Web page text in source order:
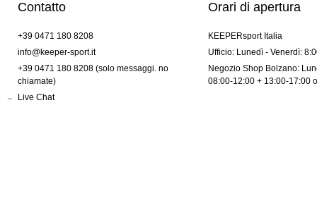
Contatto
+39 0471 180 8208
info@keeper-sport.it
+39 0471 180 8208 (solo messaggi. no
chiamate)
Live Chat
Orari di apertura
KEEPERsport Italia
Ufficio: Lunedì - Venerdì:
Negozio Shop Bolzano:
08:00-12:00 + 13:00-17:00